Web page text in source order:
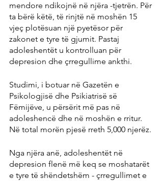
mendore ndikojnë në njëra -tjetrën. Për
ta bërë këtë, të rinjtë në moshën 15
vjeç plotësuan një pyetësor për
zakonet e tyre të gjumit. Pastaj
adoleshentët u kontrolluan për
depresion dhe çrregullime ankthi.
Studimi, i botuar në Gazetën e
Psikologjisë dhe Psikiatrisë së
Fëmijëve, u përsërit më pas në
adoleshencë dhe në moshën e rritur.
Në total morën pjesë rreth 5,000 njerëz.
Nga njëra anë, adoleshentët në
depresion flenë më keq se moshatarët
e tyre të shëndetshëm - çrregullimet e